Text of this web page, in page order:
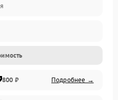
800 ₽ Подробнее →